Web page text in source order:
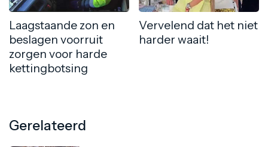
Laagstaande zon en
beslagen voorruit
zorgen voor harde
kettingbotsing
Vervelend dat het niet
harder waait!
Gerelateerd